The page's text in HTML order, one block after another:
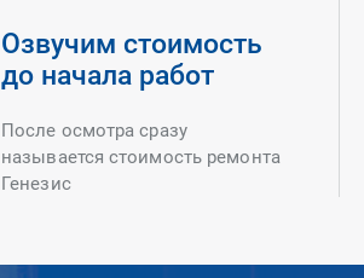
Озвучим стоимость
до начала работ
После осмотра сразу
называется стоимость ремонта
Генезис